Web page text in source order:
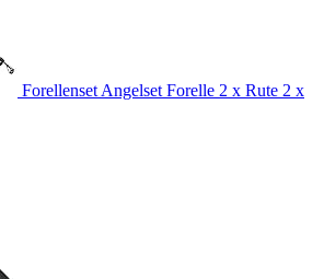
Forellenset Angelset Forelle 2 x Rute 2 x